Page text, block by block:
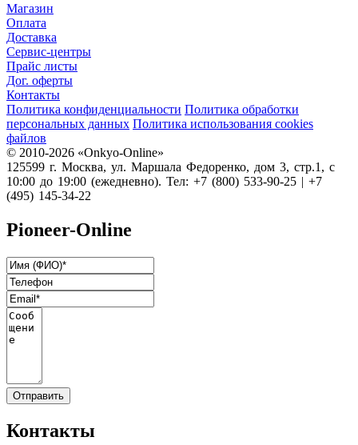
Магазин
Оплата
Доставка
Сервис-центры
Прайс листы
Дог. оферты
Контакты
Политика конфиденциальности Политика обработки
персональных данных Политика использования cookies
файлов
© 2010-2026 «Onkyo-Online»
125599 г. Москва, ул. Маршала Федоренко, дом 3, стр.1, с
10:00 до 19:00 (ежедневно). Тел: +7 (800) 533-90-25 | +7
(495) 145-34-22
Pioneer-Online
Контакты